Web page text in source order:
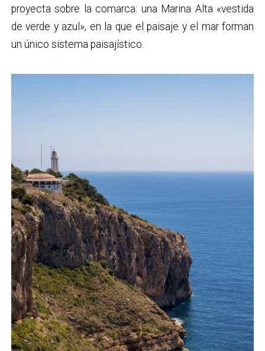
proyecta sobre la comarca: una Marina Alta «vestida
de verde y azul», en la que el paisaje y el mar forman
un único sistema paisajístico.